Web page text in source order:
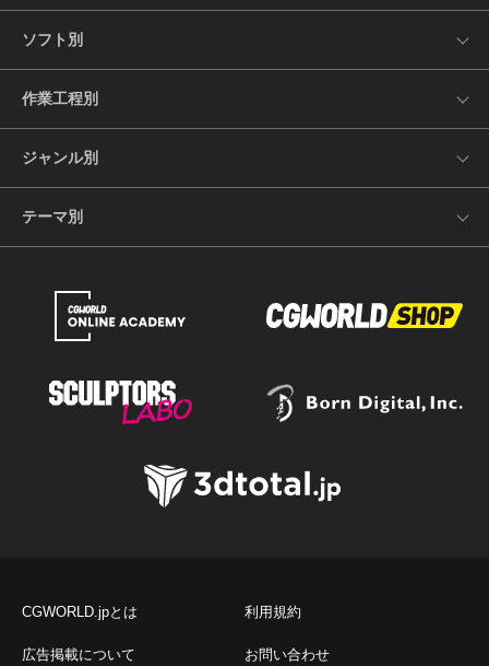
ソフト別
作業工程別
ジャンル別
テーマ別
CGWORLD.jpとは 利用規約
広告掲載について お問い合わせ